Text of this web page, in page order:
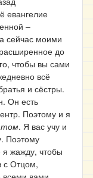
евангелие
–
сейчас моими
до
чтобы вы сами
всё
и сёстры.
Он есть
Поэтому и я
. Я вас учу и
Поэтому
я жажду, чтобы
с Отцом,